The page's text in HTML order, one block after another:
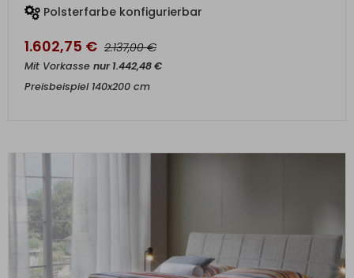
Polsterfarbe konfigurierbar
1.602,75 € 2.137,00€
Mit Vorkasse nur1.442,48€
Preisbeispiel 140x200 cm